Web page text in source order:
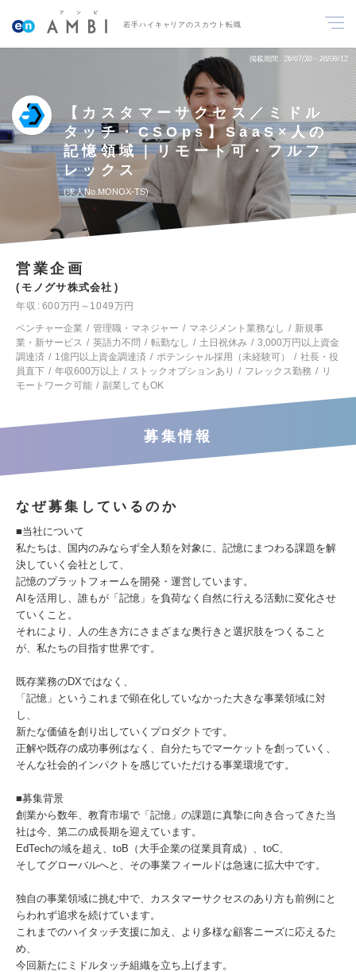
若手ハイキャリアのスカウト転職
掲載期間 26/07/30～26/08/12
【カスタマーサクセス／ミドル
タッチ・CSOps】SaaS×人の
記憶領域｜リモート可・フルフ
レックス
求人No.MONOX-TS
営業企画
モノグサ株式会社
年収
600万円～1049万円
ベンチャー企業
管理職・マネジャー マネジメント業務なし
新規事
業・新サービス
英語力不問 転勤なし 土日祝休み
3,000万円以上資金
調達済
1億円以上資金調達済 ポテンシャル採用（未経験可）
社長・役
員直下
年収600万以上 ストックオプションあり フレックス勤務
リ
モートワーク可能
副業してもOK
募集情報
なぜ募集しているのか
■当社について
私たちは、国内のみならず全人類を対象に、記憶にまつわる課題を解
決していく会社として、
記憶のプラットフォームを開発・運営しています。
AIを活用し、誰もが「記憶」を負荷なく自然に行える活動に変化させ
ていくこと。
それにより、人の生き方にさまざまな奥行きと選択肢をつくること
が、私たちの目指す世界です。
既存業務のDXではなく、
「記憶」というこれまで顕在化していなかった大きな事業領域に対
し、
新たな価値を創り出していくプロダクトです。
正解や既存の成功事例はなく、自分たちでマーケットを創っていく、
そんな社会的インパクトを感じていただける事業環境です。
■募集背景
創業から数年、教育市場で「記憶」の課題に真摯に向き合ってきた当
社は今、第二の成長期を迎えています。
EdTechの域を超え、toB（大手企業の従業員育成）、toC、
そしてグローバルへと、その事業フィールドは急速に拡大中です。
独自の事業領域に挑む中で、カスタマーサクセスのあり方も前例にと
らわれず追求を続けています。
これまでのハイタッチ支援に加え、より多様な顧客ニーズに応えるた
め、
今回新たにミドルタッチ組織を立ち上げます。